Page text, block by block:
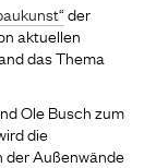
der
aktuellen
das Thema
Ole Busch zum
die
der Außenwände